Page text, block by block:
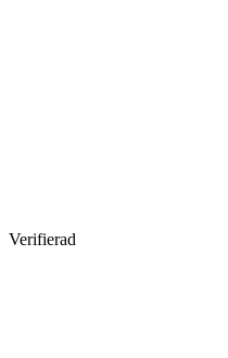
Verifierad